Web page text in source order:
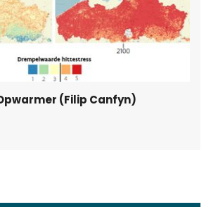
Opwarmer (Filip Canfyn)